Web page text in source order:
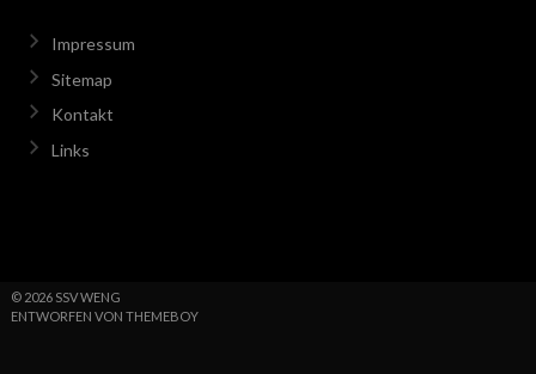
Impressum
Sitemap
Kontakt
Links
© 2026 SSV WENG
ENTWORFEN VON THEMEBOY